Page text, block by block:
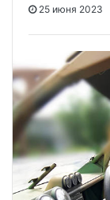
25 июня 2023